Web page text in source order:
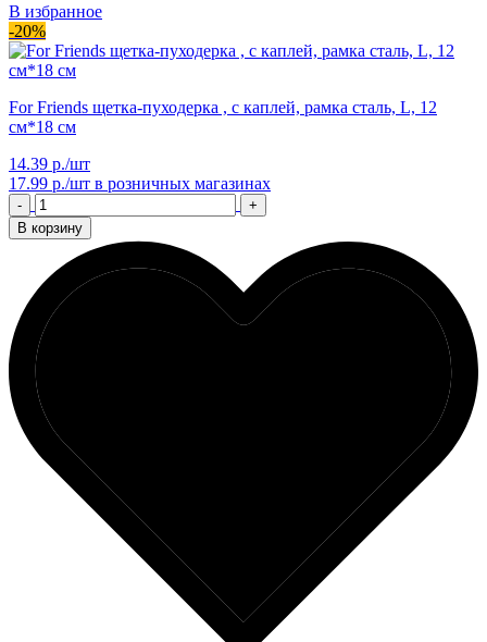
В избранное
-20%
For Friends щетка-пуходерка , с каплей, рамка сталь, L, 12
см*18 см
14.39 р./шт
17.99 р./шт в розничных магазинах
-
+
В корзину